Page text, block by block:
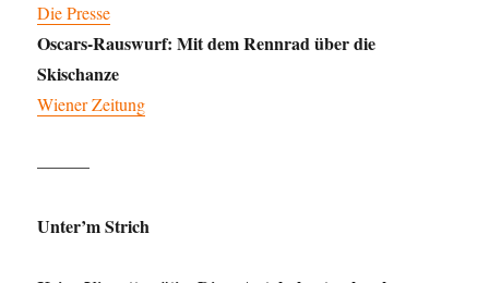
Die Presse
Oscars-Rauswurf: Mit dem Rennrad über die
Skischanze
Wiener Zeitung
———
Unter’m Strich